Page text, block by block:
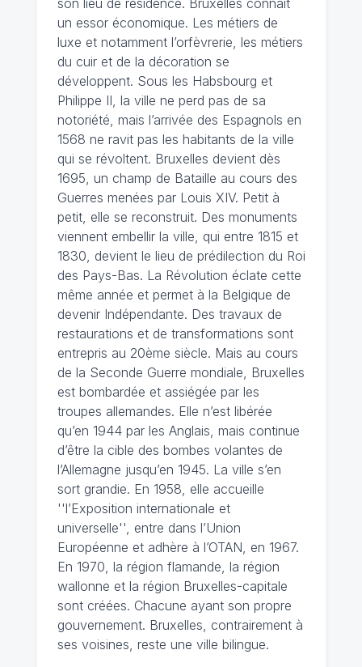
un essor économique. Les métiers de
luxe et notamment l’orfèvrerie, les métiers
du cuir et de la décoration se
développent. Sous les Habsbourg et
Philippe II, la ville ne perd pas de sa
notoriété, mais l’arrivée des Espagnols en
1568 ne ravit pas les habitants de la ville
qui se révoltent. Bruxelles devient dès
1695, un champ de Bataille au cours des
Guerres menées par Louis XIV. Petit à
petit, elle se reconstruit. Des monuments
viennent embellir la ville, qui entre 1815 et
1830, devient le lieu de prédilection du Roi
des Pays-Bas. La Révolution éclate cette
même année et permet à la Belgique de
devenir Indépendante. Des travaux de
restaurations et de transformations sont
entrepris au 20ème siècle. Mais au cours
de la Seconde Guerre mondiale, Bruxelles
est bombardée et assiégée par les
troupes allemandes. Elle n’est libérée
qu’en 1944 par les Anglais, mais continue
d’être la cible des bombes volantes de
l’Allemagne jusqu’en 1945. La ville s’en
sort grandie. En 1958, elle accueille
''l’Exposition internationale et
universelle'', entre dans l’Union
Européenne et adhère à l’OTAN, en 1967.
En 1970, la région flamande, la région
wallonne et la région Bruxelles-capitale
sont créées. Chacune ayant son propre
gouvernement. Bruxelles, contrairement à
ses voisines, reste une ville bilingue.